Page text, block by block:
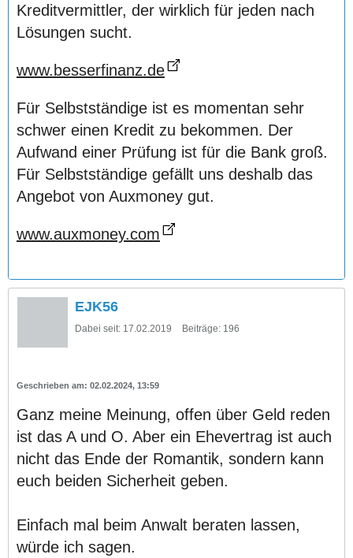
Kreditvermittler, der wirklich für jeden nach
Lösungen sucht.
www.besserfinanz.de
Für Selbstständige ist es momentan sehr
schwer einen Kredit zu bekommen. Der
Aufwand einer Prüfung ist für die Bank groß.
Für Selbstständige gefällt uns deshalb das
Angebot von Auxmoney gut.
www.auxmoney.com
EJK56
Dabei seit: 17.02.2019 Beiträge: 196
02.02.2024, 13:59
Ganz meine Meinung, offen über Geld reden
ist das A und O. Aber ein Ehevertrag ist auch
nicht das Ende der Romantik, sondern kann
euch beiden Sicherheit geben.
Einfach mal beim Anwalt beraten lassen,
würde ich sagen.